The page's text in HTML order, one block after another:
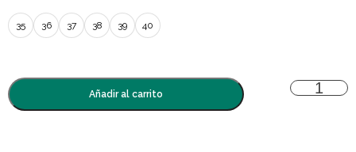
35 36 37 38 39 40
Añadir al carrito